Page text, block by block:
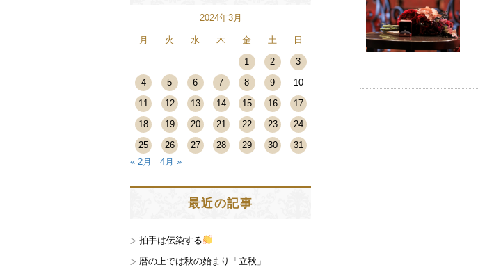
2024年3月
月 火 水 木 金 土 日
1 2
3
4
5 6 7 8 9
10
11
12 13 14 15 16
17
18
19 20 21 22 23
24
25
26 27 28 29 30
31
« 2月
4月 »
最近の記事
拍手は伝染する
暦の上では秋の始まり「立秋」